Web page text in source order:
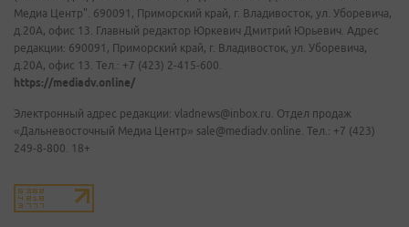
Медиа Центр". 690091, Приморский край, г. Владивосток, ул. Уборевича,
д.20А, офис 13. Главный редактор Юркевич Дмитрий Юрьевич. Адрес
редакции: 690091, Приморский край, г. Владивосток, ул. Уборевича,
д.20А, офис 13. Тел.: +7 (423) 2-415-600.
https://mediadv.online/
Электронный адрес редакции: vladnews@inbox.ru. Отдел продаж
«Дальневосточный Медиа Центр» sale@mediadv.online. Тел.: +7 (423)
249-8-800. 18+